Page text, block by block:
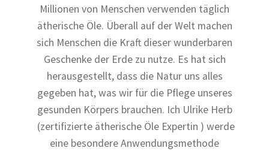
Millionen von Menschen verwenden täglich
ätherische Öle. Überall auf der Welt machen
sich Menschen die Kraft dieser wunderbaren
Geschenke der Erde zu nutze. Es hat sich
herausgestellt, dass die Natur uns alles
gegeben hat, was wir für die Pflege unseres
gesunden Körpers brauchen. Ich Ulrike Herb
(zertifizierte ätherische Öle Expertin ) werde
eine besondere Anwendungsmethode